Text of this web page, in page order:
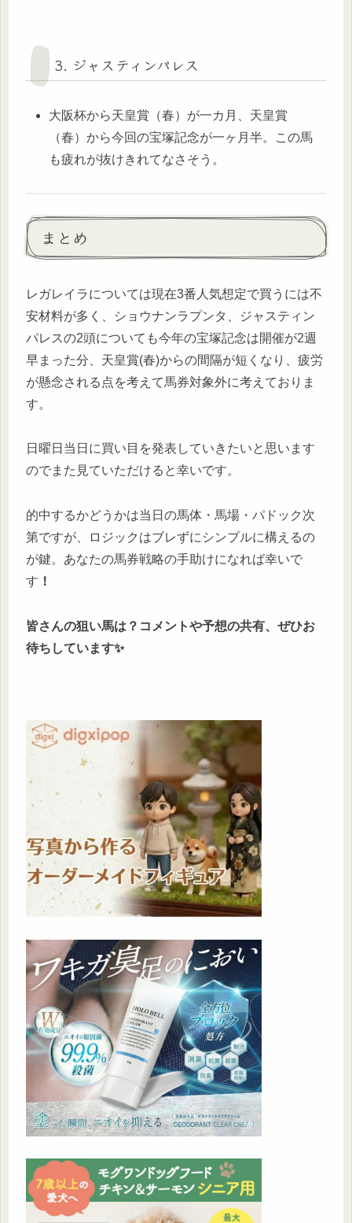
3. ジャスティンパレス
大阪杯から天皇賞（春）が一カ月、天皇賞
（春）から今回の宝塚記念が一ヶ月半。この馬
も疲れが抜けきれてなさそう。
まとめ
レガレイラについては現在3番人気想定で買うには不
安材料が多く、ショウナンラプンタ、ジャスティン
パレスの2頭についても今年の宝塚記念は開催が2週
早まった分、天皇賞(春)からの間隔が短くなり、疲労
が懸念される点を考えて馬券対象外に考えておりま
す。
日曜日当日に買い目を発表していきたいと思います
のでまた見ていただけると幸いです。
的中するかどうかは当日の馬体・馬場・パドック次
第ですが、ロジックはブレずにシンプルに構えるの
が鍵。あなたの馬券戦略の手助けになれば幸いで
す ！
皆さんの狙い馬は？コメントや予想の共有、ぜひお
待ちしています✨